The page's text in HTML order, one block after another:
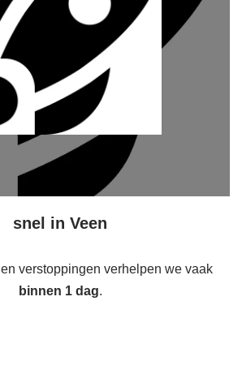
snel in Veen
verstoppingen verhelpen we vaak
binnen 1 dag.